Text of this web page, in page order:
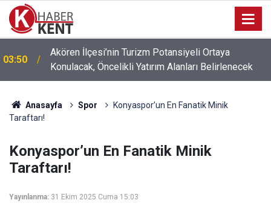
03:50
Akören İlçesi’nin Turizm Potansiyeli Ortaya
Konulacak, Öncelikli Yatırım Alanları Belirlenecek
Anasayfa Spor
Konyaspor’un En Fanatik Minik
Taraftarı!
Konyaspor’un En Fanatik Minik
Taraftarı!
Yayınlanma: 31 Ekim 2025 Cuma 15:03